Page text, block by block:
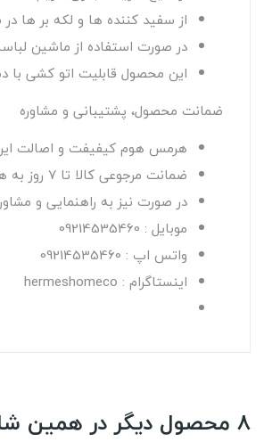
از سفید کننده ها و لکه بر ها
در صورت استفاده از ماشین
این محصول قابلیت اتو کشی با
ضمانت محصول، پشتیبانی و مشاوره
هرمس هوم کیفیفت و اصالت این
ضمانت مرجوعی کالا تا 7 روز به هر دلیل به شرط اینکه بسته بندی اصلی کالا آسیب نبیند و از محتویات آن استفاده نشده باشد.
در صورت نیز به راهنمایی و
موبایل : 09214535460
واتس اپ : 09214535460
اینستاگرام : hermeshomeco
8 محصول دیگر در همین شاخه: